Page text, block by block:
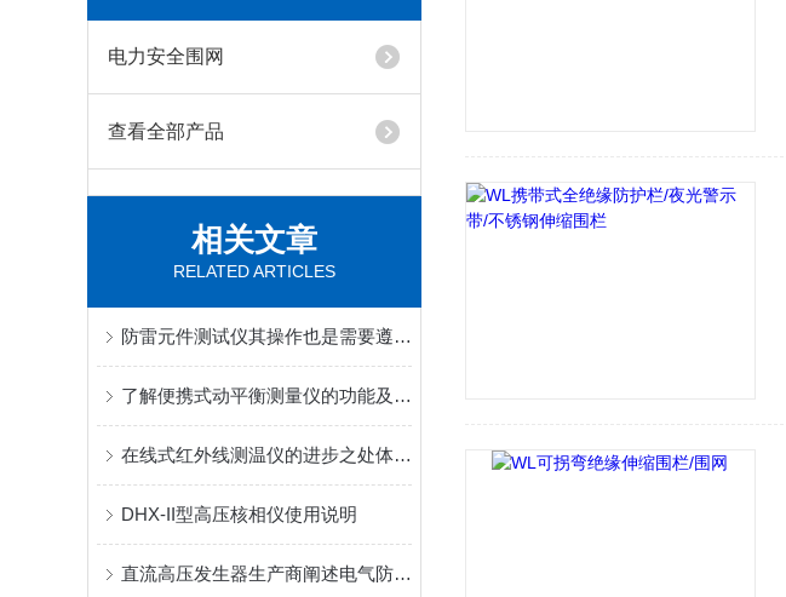
电力安全围网
查看全部产品
相关文章
RELATED ARTICLES
防雷元件测试仪其操作也是需要遵循以下步骤的
了解便携式动平衡测量仪的功能及参数
在线式红外线测温仪的进步之处体现在哪
DHX-II型高压核相仪使用说明
直流高压发生器生产商阐述电气防爆技术结构与原理